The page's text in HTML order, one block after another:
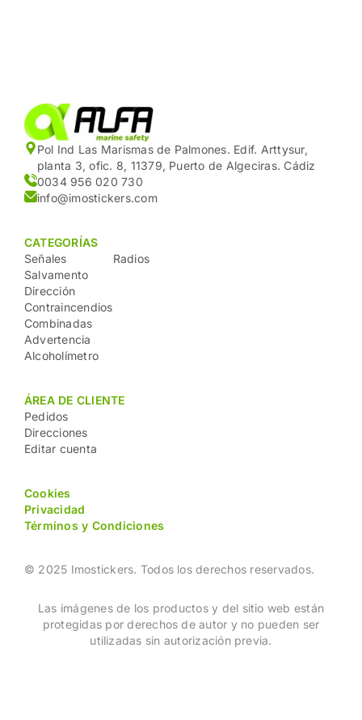
Pol Ind Las Marismas de Palmones. Edif. Arttysur,
planta 3, ofic. 8, 11379, Puerto de Algeciras. Cádiz
0034 956 020 730
info@imostickers.com
CATEGORÍAS
Señales
Salvamento
Dirección
Contraincendios
Combinadas
Advertencia
Alcoholímetro
Radios
ÁREA DE CLIENTE
Pedidos
Direcciones
Editar cuenta
Cookies
Privacidad
Términos y Condiciones
© 2025 Imostickers. Todos los derechos reservados.
Las imágenes de los productos y del sitio web están
protegidas por derechos de autor y no pueden ser
utilizadas sin autorización previa.